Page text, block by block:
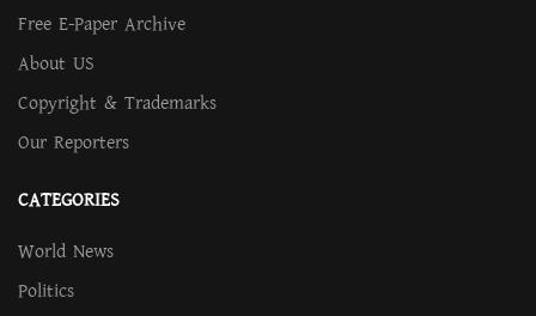
Free E-Paper Archive
About US
Copyright & Trademarks
Our Reporters
CATEGORIES
World News
Politics